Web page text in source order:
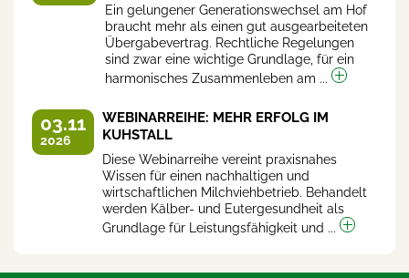
Ein gelungener Generationswechsel am Hof
braucht mehr als einen gut ausgearbeiteten
Übergabevertrag. Rechtliche Regelungen
sind zwar eine wichtige Grundlage, für ein
harmonisches Zusammenleben am ...
03.11
2026
WEBINARREIHE: MEHR ERFOLG IM
KUHSTALL
Diese Webinarreihe vereint praxisnahes
Wissen für einen nachhaltigen und
wirtschaftlichen Milchviehbetrieb. Behandelt
werden Kälber- und Eutergesundheit als
Grundlage für Leistungsfähigkeit und ...